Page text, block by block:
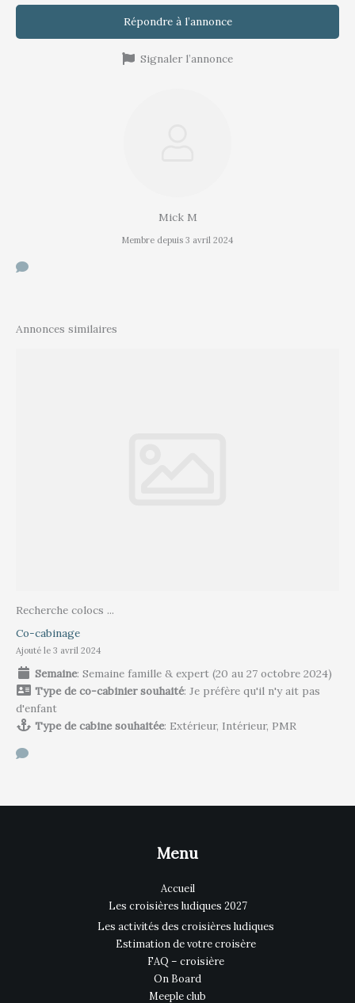
Répondre à l’annonce
Signaler l’annonce
Mick M
Membre depuis 3 avril 2024
Annonces similaires
Recherche colocs ...
Co-cabinage
Ajouté le 3 avril 2024
Semaine: Semaine famille & expert (20 au 27 octobre 2024)
Type de co-cabinier souhaité: Je préfère qu'il n'y ait pas
d'enfant
Type de cabine souhaitée: Extérieur, Intérieur, PMR
Menu
Accueil
Les croisières ludiques 2027
Les activités des croisières ludiques
Estimation de votre croisère
FAQ – croisière
On Board
Meeple club